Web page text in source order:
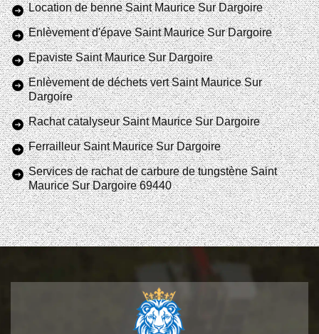
Location de benne Saint Maurice Sur Dargoire
Enlèvement d'épave Saint Maurice Sur Dargoire
Epaviste Saint Maurice Sur Dargoire
Enlèvement de déchets vert Saint Maurice Sur
Dargoire
Rachat catalyseur Saint Maurice Sur Dargoire
Ferrailleur Saint Maurice Sur Dargoire
Services de rachat de carbure de tungstène Saint
Maurice Sur Dargoire 69440